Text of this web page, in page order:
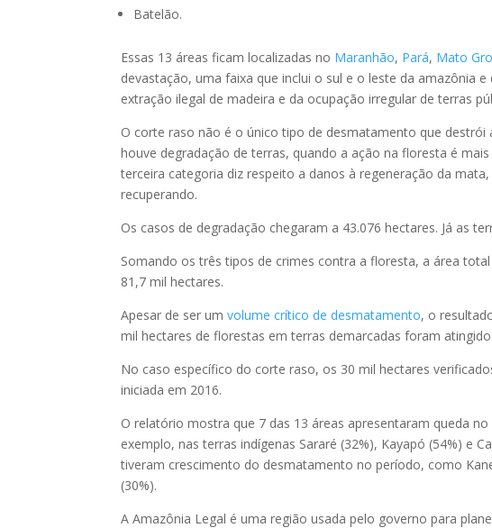
Batelão.
Essas 13 áreas ficam localizadas no Maranhão, Pará, Mato
devastação, uma faixa que inclui o sul e o leste da amazônia e
extração ilegal de madeira e da ocupação irregular de terras
O corte raso não é o único tipo de desmatamento que
houve degradação de terras, quando a ação na floresta é
terceira categoria diz respeito a danos à regeneração da
recuperando.
Os casos de degradação chegaram a 43.076 hectares. Já as
Somando os três tipos de crimes contra a floresta, a área
81,7 mil hectares.
Apesar de ser umvolume crítico de desmatamento, o
mil hectares de florestas em terras demarcadas foram
No caso específico do corte raso, os 30 mil hectares
iniciada em 2016.
O relatório mostra que 7 das 13 áreas apresentaram queda
exemplo, nas terras indígenas Sararé (32%), Kayapó (54%) e
tiveram crescimento do desmatamento no período, como
(30%).
A Amazônia Legal é uma região usada pelo governo para